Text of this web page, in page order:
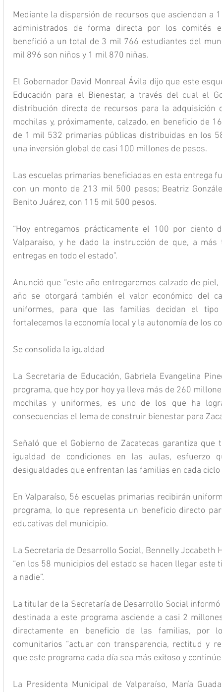
Mediante la dispersión de recursos que ascienden a
administrados de forma directa por los comités
benefició a un total de 3 mil 766 estudiantes del
mil 896 son niños y 1 mil 870 niñas.
El Gobernador David Monreal Ávila dijo que este
Educación para el Bienestar, a través del cual el
distribución directa de recursos para la adquisición
mochilas y, próximamente, calzado, en beneficio de
de 1 mil 532 primarias públicas distribuidas en los
una inversión global de casi 100 millones de pesos.
Las escuelas primarias beneficiadas en esta entrega
con un monto de 213 mil 500 pesos; Beatriz
Benito Juárez, con 115 mil 500 pesos.
“Hoy entregamos prácticamente el 100 por ciento
Valparaíso, y he dado la instrucción de que, a
entregas en todo el estado”.
Anunció que “este año entregaremos calzado de
año se otorgará también el valor económico del
uniformes, para que las familias decidan el
fortalecemos la economía local y la autonomía de los
Se consolida la igualdad
La Secretaria de Educación, Gabriela Evangelina
programa, que hoy por hoy ya lleva más de 260
mochilas y uniformes, es uno de los que ha
consecuencias el lema de construir bienestar para
Señaló que el Gobierno de Zacatecas garantiza
igualdad de condiciones en las aulas, esfuerzo
desigualdades que enfrentan las familias en cada ciclo
En Valparaíso, 56 escuelas primarias recibirán
programa, lo que representa un beneficio directo
educativas del municipio.
La Secretaria de Desarrollo Social, Bennelly Jocabeth
“en los 58 municipios del estado se hacen llegar este
a nadie”.
La titular de la Secretaría de Desarrollo Social
destinada a este programa asciende a casi 2
directamente en beneficio de las familias, por
comunitarios “actuar con transparencia, rectitud y
que este programa cada día sea más exitoso y
La Presidenta Municipal de Valparaíso, María